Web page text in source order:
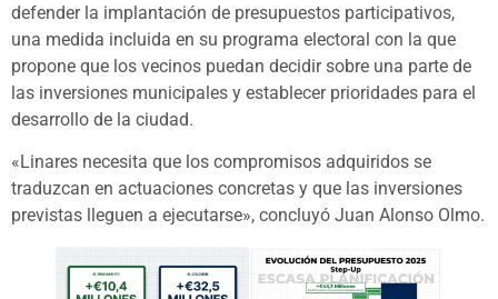
defender la implantación de presupuestos participativos,
una medida incluida en su programa electoral con la que
propone que los vecinos puedan decidir sobre una parte de
las inversiones municipales y establecer prioridades para el
desarrollo de la ciudad.
«Linares necesita que los compromisos adquiridos se
traduzcan en actuaciones concretas y que las inversiones
previstas lleguen a ejecutarse», concluyó Juan Alonso Olmo.